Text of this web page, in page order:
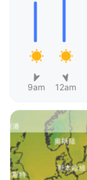
9am 12am